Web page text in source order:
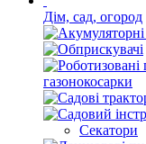
Дім, сад, огород
газонокосарки
Секатори